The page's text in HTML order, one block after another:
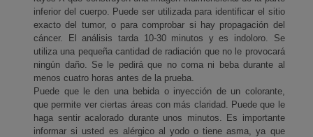
inferior del cuerpo. Puede ser utilizada para identificar el sitio
exacto del tumor, o para comprobar si hay propagación del
cáncer. El análisis tarda 10-30 minutos y es indoloro. Se
utiliza una pequeña cantidad de radiación que no le provocará
ningún daño. Se le pedirá que no coma ni beba durante al
menos cuatro horas antes de la prueba.
Puede que le den una bebida o inyección de un colorante,
que permite ver ciertas áreas con más claridad. Puede que le
haga sentir acalorado durante unos minutos. Es importante
informar si usted es alérgico al yodo o tiene asma, ya que